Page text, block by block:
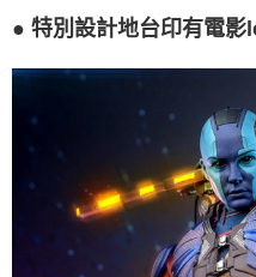
● 特別設計地台印有電